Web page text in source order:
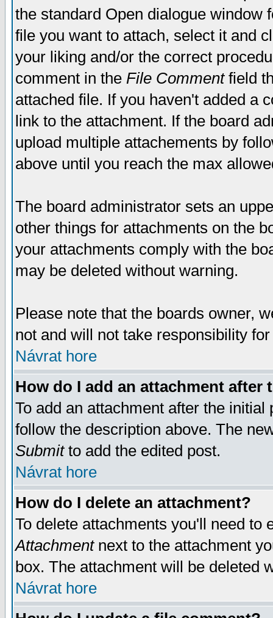
the standard Open dialogue window
file you want to attach, select it and
your liking and/or the correct
comment in the File Commentfield
attached file. If you haven't added a
link to the attachment. If the board
upload multiple attachements by
above until you reach the max
The board administrator sets an
other things for attachments on the
your attachments comply with the
may be deleted without warning.
Please note that the boards owner,
not and will not take responsibility
Návrat hore
How do I add an attachment after
To add an attachment after the
follow the description above. The
Submitto add the edited post.
Návrat hore
How do I delete an attachment?
To delete attachments you'll need
Attachmentnext to the attachment
box. The attachment will be deleted
Návrat hore